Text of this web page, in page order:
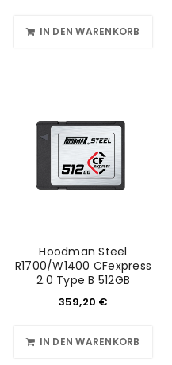
IN DEN WARENKORB
Hoodman Steel
R1700/W1400 CFexpress
2.0 Type B 512GB
359,20 €
IN DEN WARENKORB